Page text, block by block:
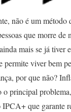
não é um método
que morre de
mais se já tiver
permite viver bem
por que não?
o principal
que garante